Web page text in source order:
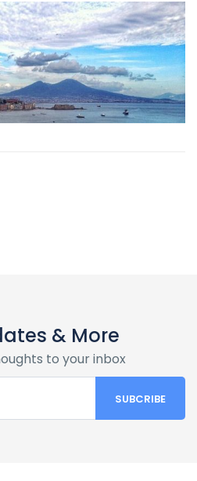
& More
to your inbox